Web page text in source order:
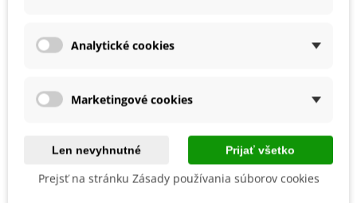
uzatvorených nádobách po dobu jedného roku.
celý rok dá
BIO Kvalita
Mohli byste ešte potrebovať
Analytické cookies
Marketingové cookies
Len nevyhnutné Prijať všetko
Prejsť na stránku Zásady používania súborov cookies